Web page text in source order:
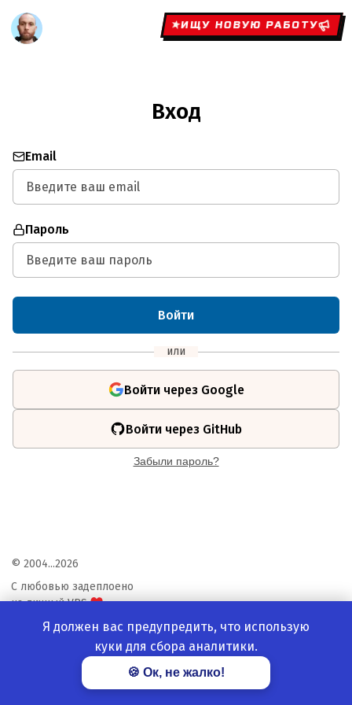
ИЩУ НОВУЮ РАБОТУ
Вход
Email
Пароль
Войти
или
Войти через Google
Войти через GitHub
Забыли пароль?
© 2004...2026
С любовью задеплоено
на личныйVPS
8.75.1Я должен вас предупредить, что использую
куки для сбора аналитики.
🍪 Ок, не жалко!